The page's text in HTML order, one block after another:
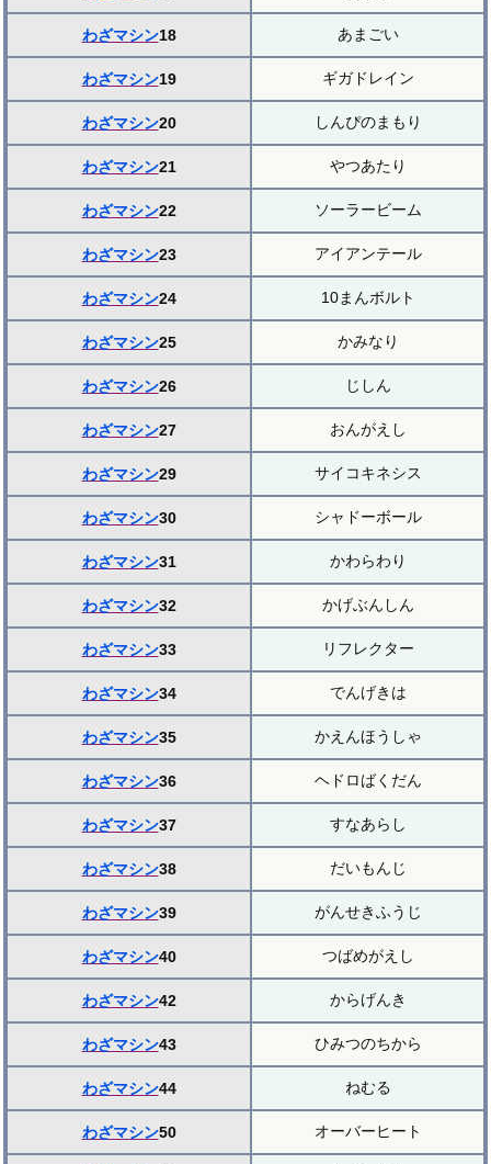
わざマシン18 あまごい
わざマシン19 ギガドレイン
わざマシン20 しんぴのまもり
わざマシン21 やつあたり
わざマシン22 ソーラービーム
わざマシン23 アイアンテール
わざマシン24 10まんボルト
わざマシン25 かみなり
わざマシン26 じしん
わざマシン27 おんがえし
わざマシン29 サイコキネシス
わざマシン30 シャドーボール
わざマシン31 かわらわり
わざマシン32 かげぶんしん
わざマシン33 リフレクター
わざマシン34 でんげきは
わざマシン35 かえんほうしゃ
わざマシン36 ヘドロばくだん
わざマシン37 すなあらし
わざマシン38 だいもんじ
わざマシン39 がんせきふうじ
わざマシン40 つばめがえし
わざマシン42 からげんき
わざマシン43 ひみつのちから
わざマシン44 ねむる
わざマシン50 オーバーヒート